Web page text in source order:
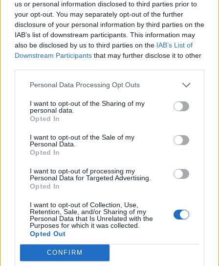
us or personal information disclosed to third parties prior to
your opt-out. You may separately opt-out of the further
disclosure of your personal information by third parties on the
IAB’s list of downstream participants. This information may
also be disclosed by us to third parties on the IAB’s List of
Downstream Participants that may further disclose it to other
Personal Data Processing Opt Outs
I want to opt-out of the Sharing of my
personal data.
Opted In
I want to opt-out of the Sale of my
Personal Data.
Opted In
I want to opt-out of processing my
Personal Data for Targeted Advertising.
Opted In
I want to opt-out of Collection, Use,
Retention, Sale, and/or Sharing of my
Personal Data that Is Unrelated with the
Purposes for which it was collected.
Opted Out
CONFIRM
29.6.2011, 14:45
Seksiriippuvuus oli liikaa –
Tea Leoni erosi David
Duchovnystä
Suomalaisille supersuositun
Salaiset kansiot
, -ohjelman miespääosan
Tietoa meistä
Tietosuojalauseke
Lähetä uutisvinkki
Yhteistyössä
Kesä!
Tyyliniekka